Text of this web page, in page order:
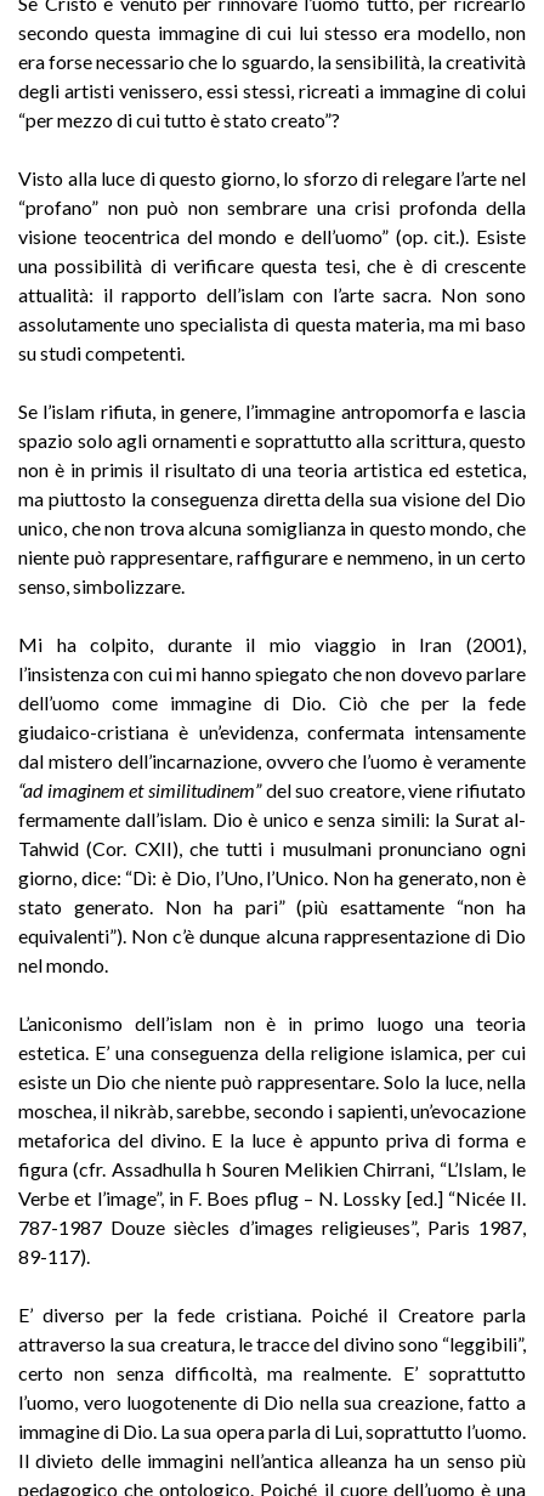
secondo questa immagine di cui lui stesso era modello, non
era forse necessario che lo sguardo, la sensibilità, la creatività
degli artisti venissero, essi stessi, ricreati a immagine di colui
“per mezzo di cui tutto è stato creato”?
Visto alla luce di questo giorno, lo sforzo di relegare l’arte nel
“profano” non può non sembrare una crisi profonda della
visione teocentrica del mondo e dell’uomo” (op. cit.). Esiste
una possibilità di verificare questa tesi, che è di crescente
attualità: il rapporto dell’islam con l’arte sacra. Non sono
assolutamente uno specialista di questa materia, ma mi baso
su studi competenti.
Se l’islam rifiuta, in genere, l’immagine antropomorfa e lascia
spazio solo agli ornamenti e soprattutto alla scrittura, questo
non è in primis il risultato di una teoria artistica ed estetica,
ma piuttosto la conseguenza diretta della sua visione del Dio
unico, che non trova alcuna somiglianza in questo mondo, che
niente può rappresentare, raffigurare e nemmeno, in un certo
senso, simbolizzare.
Mi ha colpito, durante il mio viaggio in Iran (2001),
l’insistenza con cui mi hanno spiegato che non dovevo parlare
dell’uomo come immagine di Dio. Ciò che per la fede
giudaico-cristiana è un’evidenza, confermata intensamente
dal mistero dell’incarnazione, ovvero che l’uomo è veramente
“ad imaginem et similitudinem”del suo creatore, viene rifiutato
fermamente dall’islam. Dio è unico e senza simili: la Surat al-
Tahwid (Cor. CXII), che tutti i musulmani pronunciano ogni
giorno, dice: “Dì: è Dio, l’Uno, l’Unico. Non ha generato, non è
stato generato. Non ha pari” (più esattamente “non ha
equivalenti”). Non c’è dunque alcuna rappresentazione di Dio
nel mondo.
L’aniconismo dell’islam non è in primo luogo una teoria
estetica. E’ una conseguenza della religione islamica, per cui
esiste un Dio che niente può rappresentare. Solo la luce, nella
moschea, il nikràb, sarebbe, secondo i sapienti, un’evocazione
metaforica del divino. E la luce è appunto priva di forma e
figura (cfr. Assadhulla h Souren Melikien Chirrani, “L’Islam, le
Verbe et l’image”, in F. Boes pflug – N. Lossky [ed.] “Nicée II.
787-1987 Douze siècles d’images religieuses”, Paris 1987,
89-117).
E’ diverso per la fede cristiana. Poiché il Creatore parla
attraverso la sua creatura, le tracce del divino sono “leggibili”,
certo non senza difficoltà, ma realmente. E’ soprattutto
l’uomo, vero luogotenente di Dio nella sua creazione, fatto a
immagine di Dio. La sua opera parla di Lui, soprattutto l’uomo.
Il divieto delle immagini nell’antica alleanza ha un senso più
pedagogico che ontologico. Poiché il cuore dell’uomo è una